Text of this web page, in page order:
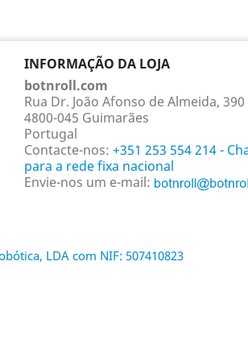
INFORMAÇÃO DA LOJA
botnroll.com
Rua Dr. João Afonso de Almeida,
4800-045 Guimarães
Portugal
Contacte-nos: +351 253 554 214 -
para a rede fixa nacional
Envie-nos um e-mail:
LDA com NIF: 507410823